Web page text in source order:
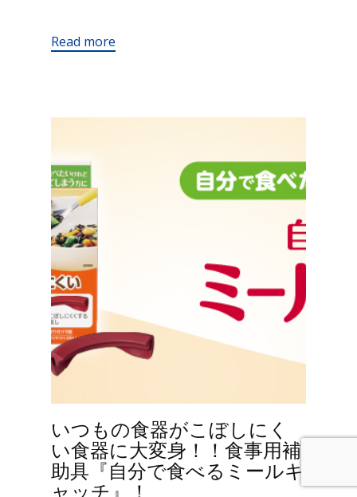
Read more
いつもの食器がこぼしにく
い食器に大変身！！食事用補
助具『自分で食べるミールキ
ャッチ』！